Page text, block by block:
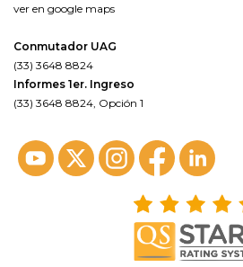
ver en google maps
Conmutador UAG
(33) 3648 8824
Informes 1er. Ingreso
(33) 3648 8824, Opción 1